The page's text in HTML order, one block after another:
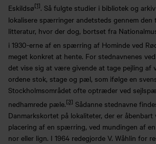
Eskildsø[1]. Så fulgte studier i bibliotek og
lokalisere spærringer andetsteds gennem den
litteratur, hvor der dog, bortset fra
i 1930-erne af en spærring af Hominde ved
meget konkret at hente. For stednavnenes
det vise sig at være givende at tage pejling af
ordene stok, stage og pæl, som ifølge en
Stockholmsområdet ofte optræder ved
nedhamrede pæle.[3] Sådanne stednavne
Danmarkskortet på lokaliteter, der er åbenbart
placering af en spærring, ved mundingen af
nor eller lign. I 1964 redegjorde V. Wåhlin for